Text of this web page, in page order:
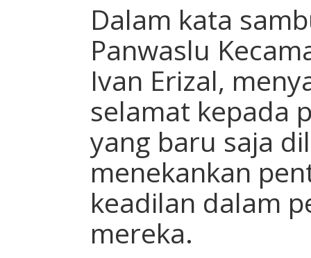
Dalam kata
Panwaslu
Ivan Erizal,
selamat kepada
yang baru saja
menekankan
keadilan dalam
mereka.